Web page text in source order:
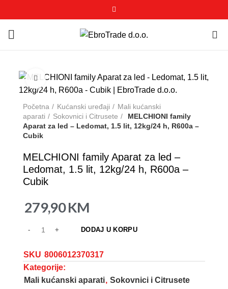
Click to enlarge
Početna Kućanski uređaji
Mali kućanski
aparati
Sokovnici i Citrusete
MELCHIONI family
Aparat za led – Ledomat, 1.5 lit, 12kg/24 h, R600a –
Cubik
MELCHIONI family Aparat za led –
Ledomat, 1.5 lit, 12kg/24 h, R600a –
Cubik
279,90KM
DODAJ U KORPU
SKU 8006012370317
Kategorije:
Mali kućanski aparati, Sokovnici i Citrusete